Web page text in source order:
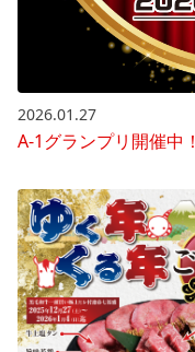
2026.01.27
A-1グランプリ開催中！